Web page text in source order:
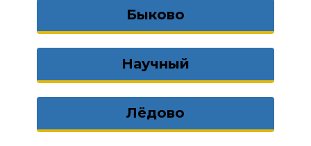
Быково
Научный
Лёдово